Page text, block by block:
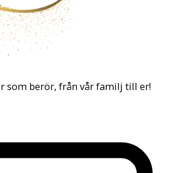
som berör, från vår familj till er!